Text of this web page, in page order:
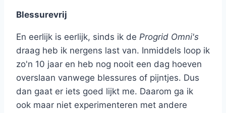
Blessurevrij
En eerlijk is eerlijk, sinds ik de Progrid Omni's
draag heb ik nergens last van. Inmiddels loop ik
zo'n 10 jaar en heb nog nooit een dag hoeven
overslaan vanwege blessures of pijntjes. Dus
dan gaat er iets goed lijkt me. Daarom ga ik
ook maar niet experimenteren met andere